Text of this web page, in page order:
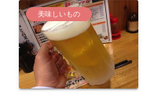
美味しいもの